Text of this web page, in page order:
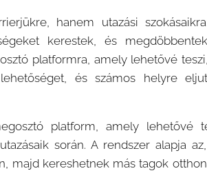
hanem utazási
kerestek, és
platformra, amely lehetővé
és számos helyre
platform, amely lehetővé
során. A rendszer alapja
majd kereshetnek más tagok